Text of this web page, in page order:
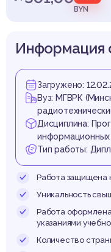
BYN
Информация
Загружено:
Вуз: МГВРК
Дисциплина:
информационных
Тип работы:
Работа защищена
Уникальность
Работа
указаниями
Количество